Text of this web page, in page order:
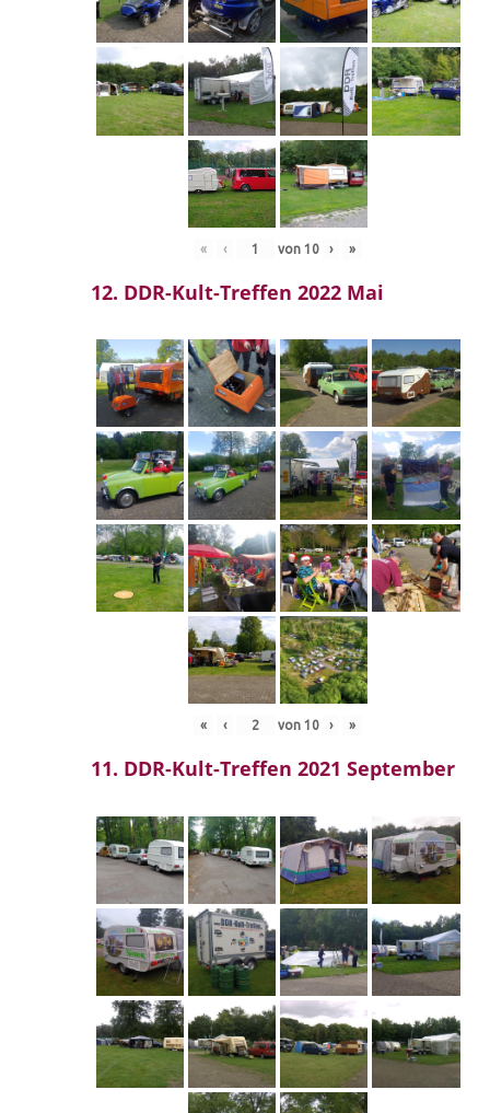
« ‹ von 10 › »
12. DDR-Kult-Treffen 2022 Mai
« ‹ von 10 › »
11. DDR-Kult-Treffen 2021 September